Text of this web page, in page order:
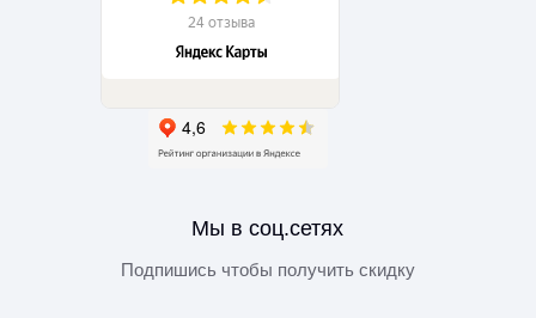
Мы в соц.сетях
Подпишись чтобы получить скидку